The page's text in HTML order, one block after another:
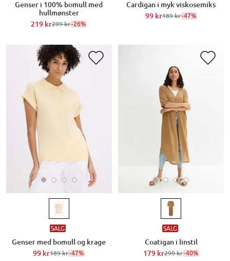
Genser i 100% bomull med
hullmønster
219 kr299 kr-26%
Cardigan i myk viskosemiks
99 kr189 kr-47%
SALG
Genser med bomull og krage
99 kr189 kr-47%
SALG
Coatigan i linstil
179 kr299 kr-40%